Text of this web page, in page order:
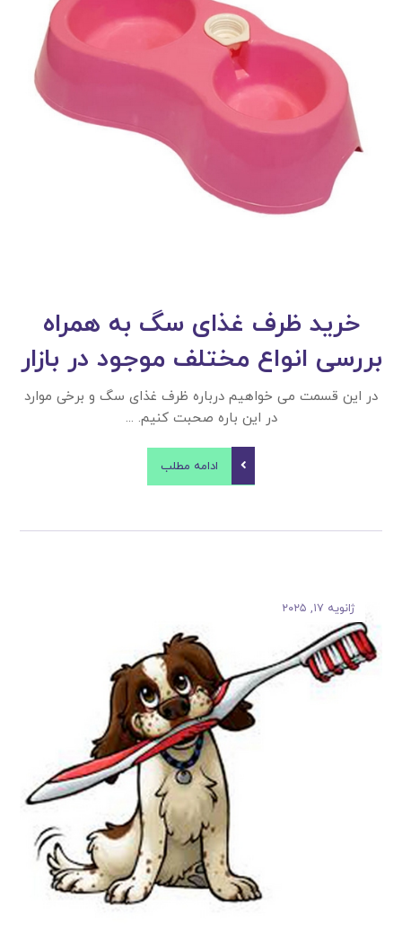
خرید ظرف غذای سگ به همراه
بررسی انواع مختلف موجود در بازار
در این قسمت می خواهیم درباره ظرف غذای سگ و برخی موارد
در این باره صحبت کنیم. ...
ادامه مطلب
ژانویه ۱۷, ۲۰۲۵